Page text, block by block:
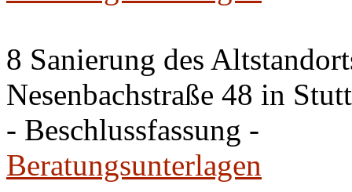
8 Sanierung des
Nesenbachstraße 48 in
- Beschlussfassung -
Beratungsunterlagen